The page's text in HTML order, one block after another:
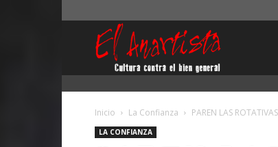
Inicio La Confianza PAREN LAS ROTATIVAS
LA CONFIANZA